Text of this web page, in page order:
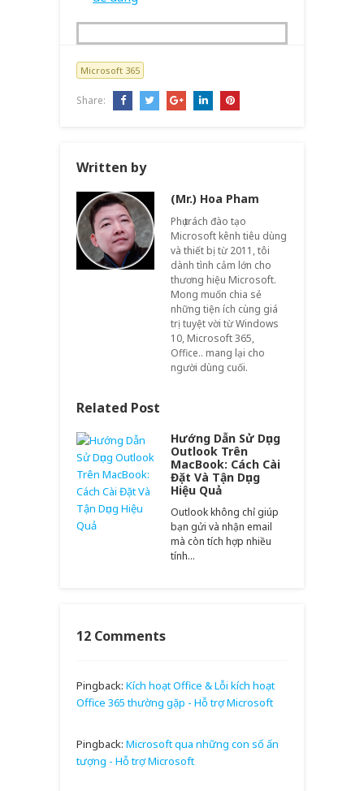
Microsoft 365
Share:
Written by
(Mr.) Hoa Pham
Phụ trách đào tạo
Microsoft kênh tiêu dùng
và thiết bị từ 2011, tôi
dành tình cảm lớn cho
thương hiệu Microsoft.
Mong muốn chia sẻ
những tiện ích cùng giá
trị tuyệt vời từ Windows
10, Microsoft 365,
Office.. mang lại cho
người dùng cuối.
Related Post
Hướng Dẫn Sử Dụng
Outlook Trên
MacBook: Cách Cài
Đặt Và Tận Dụng
Hiệu Quả
Outlook không chỉ giúp
bạn gửi và nhận email
mà còn tích hợp nhiều
tính…
12 Comments
Pingback: Kích hoạt Office & Lỗi kích hoạt
Office 365 thường gặp - Hỗ trợ Microsoft
Pingback: Microsoft qua những con số ấn
tượng - Hỗ trợ Microsoft